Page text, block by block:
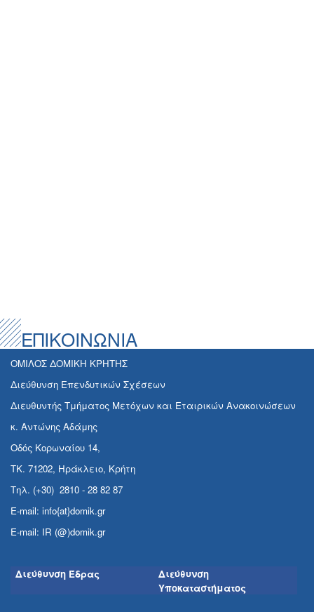
ΕΠΙΚΟΙΝΩΝΙΑ
ΟΜΙΛΟΣ ΔΟΜΙΚΗ ΚΡΗΤΗΣ
Διεύθυνση Επενδυτικών Σχέσεων
Διευθυντής Τμήματος Μετόχων και Εταιρικών Ανακοινώσεων
κ. Αντώνης Αδάμης
Οδός Κορωναίου 14,
ΤΚ. 71202, Ηράκλειο, Κρήτη
Τηλ. (+30) 2810 - 28 82 87
E-mail: info{at}domik.gr
E-mail: IR (@)domik.gr
Διεύθυνση Έδρας
Διεύθυνση
Υποκαταστήματος